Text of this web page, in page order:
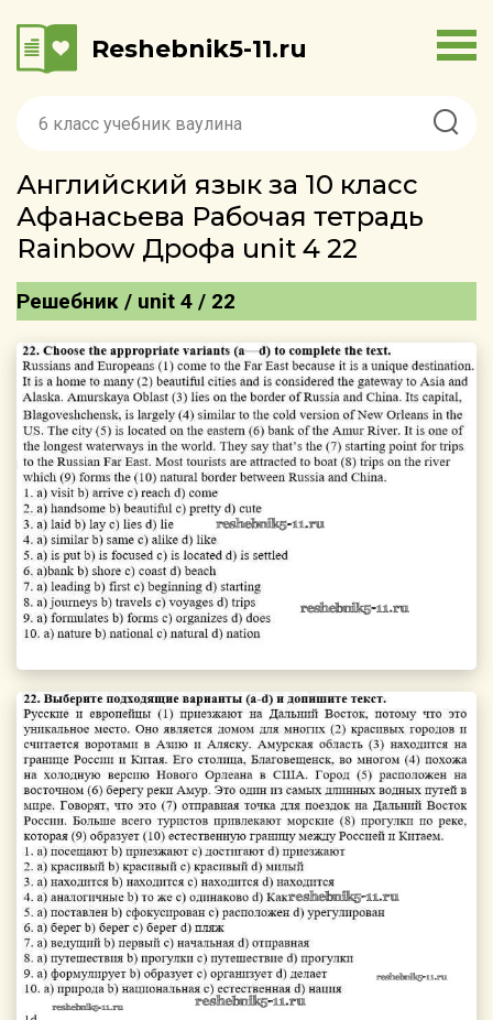
Reshebnik5-11.ru
Английский язык за 10 класс
Афанасьева Рабочая тетрадь
Rainbow Дрофа unit 4 22
Решебник / unit 4 / 22